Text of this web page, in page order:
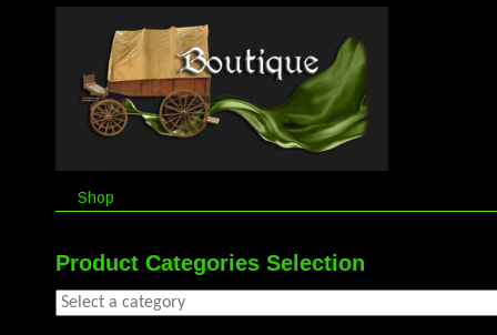
Shop
Product Categories Selection